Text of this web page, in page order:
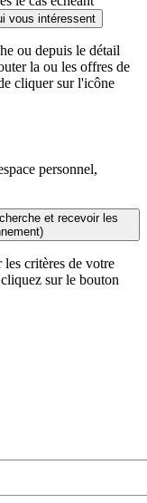
vous intéressent
ou depuis le détail
la ou les offres de
cliquer sur l'icône
personnel,
et recevoir les
les critères de votre
sur le bouton